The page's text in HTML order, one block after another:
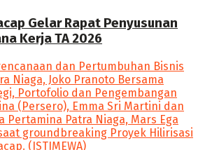
Gelar Rapat Penyusunan
Kerja TA 2026